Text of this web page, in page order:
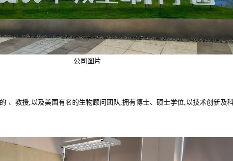
公司图片
、教授,以及美国有名的生物顾问团队,拥有博士、硕士学位,以技术创新及